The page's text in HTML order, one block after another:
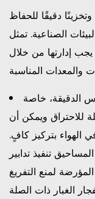
دقيقًا للحفاظ
الصناعية. تمثل
إدارتها من خلال
الدقيقة، خاصة
ميكرون، قابلة للاحتراق ويمكن أن
الهواء بتركيز كافٍ.
تنفيذ تدابير
لمنع التفريغ
الغبار ذات الصلة